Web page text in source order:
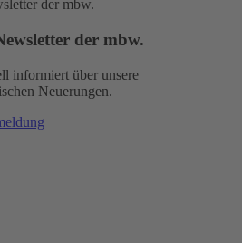
der mbw.
informiert über unsere
Neuerungen.